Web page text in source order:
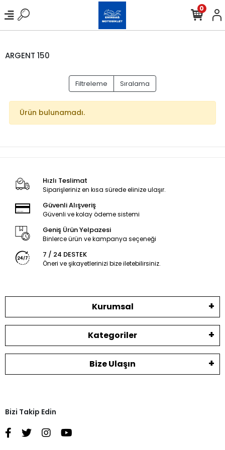
0
ARGENT 150
Filtreleme Sıralama
Ürün bulunamadı.
Hızlı Teslimat
Siparişleriniz en kısa sürede elinize ulaşır.
Güvenli Alışveriş
Güvenli ve kolay ödeme sistemi
Geniş Ürün Yelpazesi
Binlerce ürün ve kampanya seçeneği
7 / 24 DESTEK
Öneri ve şikayetlerinizi bize iletebilirsiniz.
Kurumsal
Kategoriler
Bize Ulaşın
Bizi Takip Edin